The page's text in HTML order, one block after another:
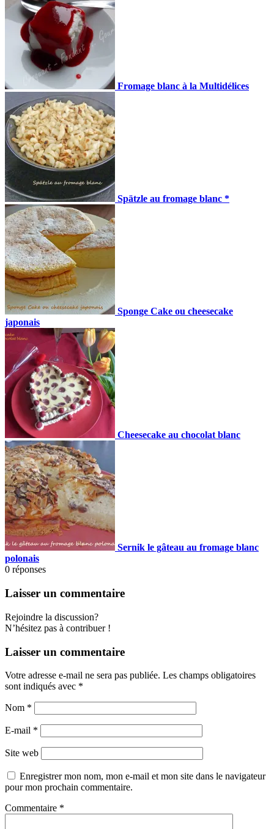
Fromage blanc à la Multidélices
Spätzle au fromage blanc *
Sponge Cake ou cheesecake
japonais
Cheesecake au chocolat blanc
Sernik le gâteau au fromage blanc
polonais
0 réponses
Laisser un commentaire
Rejoindre la discussion?
N’hésitez pas à contribuer !
Laisser un commentaire
Votre adresse e-mail ne sera pas publiée. Les champs obligatoires
sont indiqués avec *
Nom *
E-mail *
Site web
Enregistrer mon nom, mon e-mail et mon site dans le navigateur
pour mon prochain commentaire.
Commentaire *